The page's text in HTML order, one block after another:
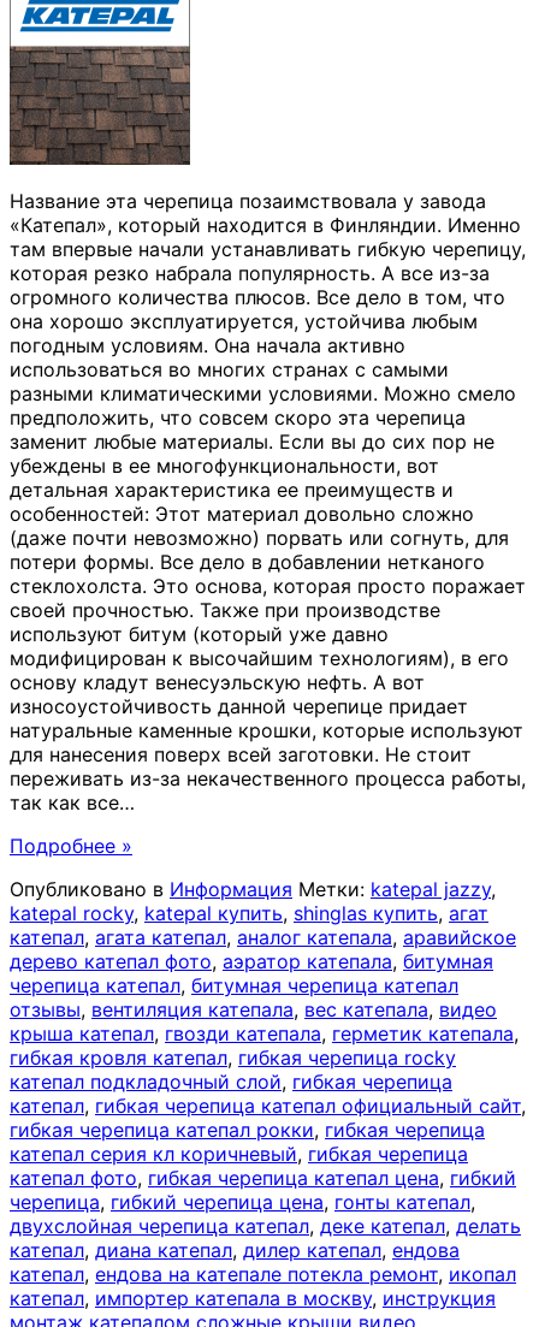
Название эта черепица позаимствовала у завода
«Катепал», который находится в Финляндии. Именно
там впервые начали устанавливать гибкую черепицу,
которая резко набрала популярность. А все из-за
огромного количества плюсов. Все дело в том, что
она хорошо эксплуатируется, устойчива любым
погодным условиям. Она начала активно
использоваться во многих странах с самыми
разными климатическими условиями. Можно смело
предположить, что совсем скоро эта черепица
заменит любые материалы. Если вы до сих пор не
убеждены в ее многофункциональности, вот
детальная характеристика ее преимуществ и
особенностей: Этот материал довольно сложно
(даже почти невозможно) порвать или согнуть, для
потери формы. Все дело в добавлении нетканого
стеклохолста. Это основа, которая просто поражает
своей прочностью. Также при производстве
используют битум (который уже давно
модифицирован к высочайшим технологиям), в его
основу кладут венесуэльскую нефть. А вот
износоустойчивость данной черепице придает
натуральные каменные крошки, которые используют
для нанесения поверх всей заготовки. Не стоит
переживать из-за некачественного процесса работы,
так как все…
Подробнее »
Опубликовано в Информация Метки: katepal jazzy,
katepal rocky, katepal купить, shinglas купить, агат
катепал, агата катепал, аналог катепала, аравийское
дерево катепал фото, аэратор катепала, битумная
черепица катепал, битумная черепица катепал
отзывы, вентиляция катепала, вес катепала, видео
крыша катепал, гвозди катепала, герметик катепала,
гибкая кровля катепал, гибкая черепица rocky
катепал подкладочный слой, гибкая черепица
катепал, гибкая черепица катепал официальный сайт,
гибкая черепица катепал рокки, гибкая черепица
катепал серия кл коричневый, гибкая черепица
катепал фото, гибкая черепица катепал цена, гибкий
черепица, гибкий черепица цена, гонты катепал,
двухслойная черепица катепал, деке катепал, делать
катепал, диана катепал, дилер катепал, ендова
катепал, ендова на катепале потекла ремонт, икопал
катепал, импортер катепала в москву, инструкция
монтаж катепалом сложные крыши видео,